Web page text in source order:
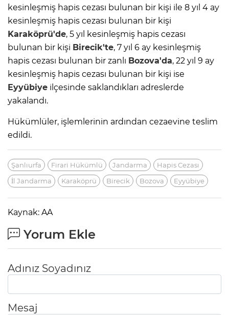
kesinleşmiş hapis cezası bulunan bir kişi ile 8 yıl 4 ay
kesinleşmiş hapis cezası bulunan bir kişi
Karaköprü'de, 5 yıl kesinleşmiş hapis cezası
bulunan bir kişi Birecik'te, 7 yıl 6 ay kesinleşmiş
hapis cezası bulunan bir zanlı Bozova'da, 22 yıl 9 ay
kesinleşmiş hapis cezası bulunan bir kişi ise
Eyyübiye ilçesinde saklandıkları adreslerde
yakalandı.
Hükümlüler, işlemlerinin ardından cezaevine teslim
edildi.
Şanlıurfa Firari Hükümlü Jandarma
Hapis Cezası
İl Jandarma
Karaköprü Birecik Bozova Eyyübiye
Kaynak: AA
Yorum Ekle
Adınız Soyadınız
Mesaj